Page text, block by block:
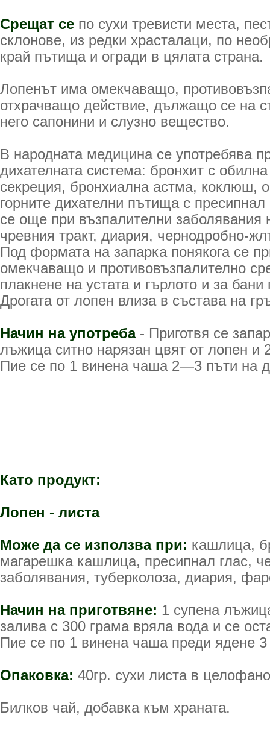
Срещат се по сухи тревисти места,
склонове, из редки храсталаци, по
край пътища и огради в цялата страна.
Лопенът има омекчаващо,
отхрачващо дей­ствие, дължащо се на
него сапонини и слузно вещество.
В народната медицина се употребява
диха­телната система: бронхит с
секреция, бронхиална астма, кок­люш,
горните дихателни пътища с
се още при възпалителни заболявания
чревния тракт, диария, чернодробно-
Под формата на запарка понякога се
омекчаващо и противовъзпалително
плакнене на устата и гърлото и за
Дрогата от лопен влиза в състава на
Начин на употреба - Приготвя се
лъжица ситно нарязан цвят от лопен
Пие се по 1 винена чаша 2—3 пъти на
Като продукт:
Лопен - листа
Може да се използва при: кашлица,
магарешка кашлица, пресипнал глас,
заболявания, туберколоза, диария,
Начин на приготвяне: 1 супена
залива с 300 грама вряла вода и се
Пие се по 1 винена чаша преди ядене
Опаковка: 40гр. сухи листа в
Билков чай, добавка към храната.